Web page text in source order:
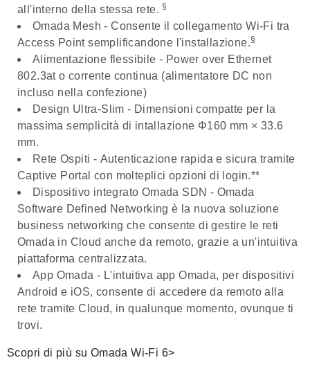
all'interno della stessa rete. §
Omada Mesh- Consente il collegamento Wi-Fi tra
Access Point semplificandone l'installazione.§
Alimentazione flessibile - Power over Ethernet
802.3at o corrente continua (alimentatore DC non
incluso nella confezione)
Design Ultra-Slim- Dimensioni compatte per la
massima semplicità di intallazione Φ160 mm × 33.6
mm.
Rete Ospiti - Autenticazione rapida e sicura tramite
Captive Portal con molteplici opzioni di login.**
Dispositivo integrato Omada SDN - Omada
Software Defined Networking è la nuova soluzione
business networking che consente di gestire le reti
Omada in Cloud anche da remoto, grazie a un'intuitiva
piattaforma centralizzata.
App Omada - L'intuitiva app Omada, per dispositivi
Android e iOS, consente di accedere da remoto alla
rete tramite Cloud, in qualunque momento, ovunque ti
trovi.
Scopri di più su Omada Wi-Fi 6>​